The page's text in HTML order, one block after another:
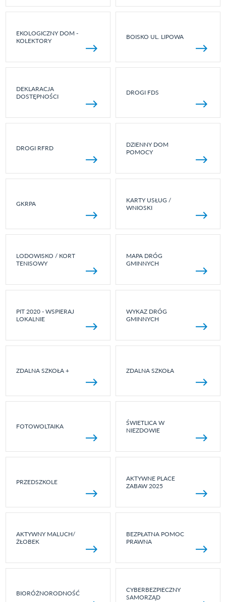
EKOLOGICZNY DOM -
KOLEKTORY
BOISKO UL. LIPOWA
DEKLARACJA
DOSTĘPNOŚCI
DROGI FDS
DROGI RFRD
DZIENNY DOM
POMOCY
GKRPA
KARTY USŁUG /
WNIOSKI
LODOWISKO / KORT
TENISOWY
MAPA DRÓG
GMINNYCH
PIT 2020 - WSPIERAJ
LOKALNIE
WYKAZ DRÓG
GMINNYCH
ZDALNA SZKOŁA + ZDALNA SZKOŁA
FOTOWOLTAIKA
ŚWIETLICA W
NIEZDOWIE
PRZEDSZKOLE
AKTYWNE PLACE
ZABAW 2025
AKTYWNY MALUCH/
ŻŁOBEK
BEZPŁATNA POMOC
PRAWNA
BIORÓŻNORODNOŚĆ
CYBERBEZPIECZNY
SAMORZĄD